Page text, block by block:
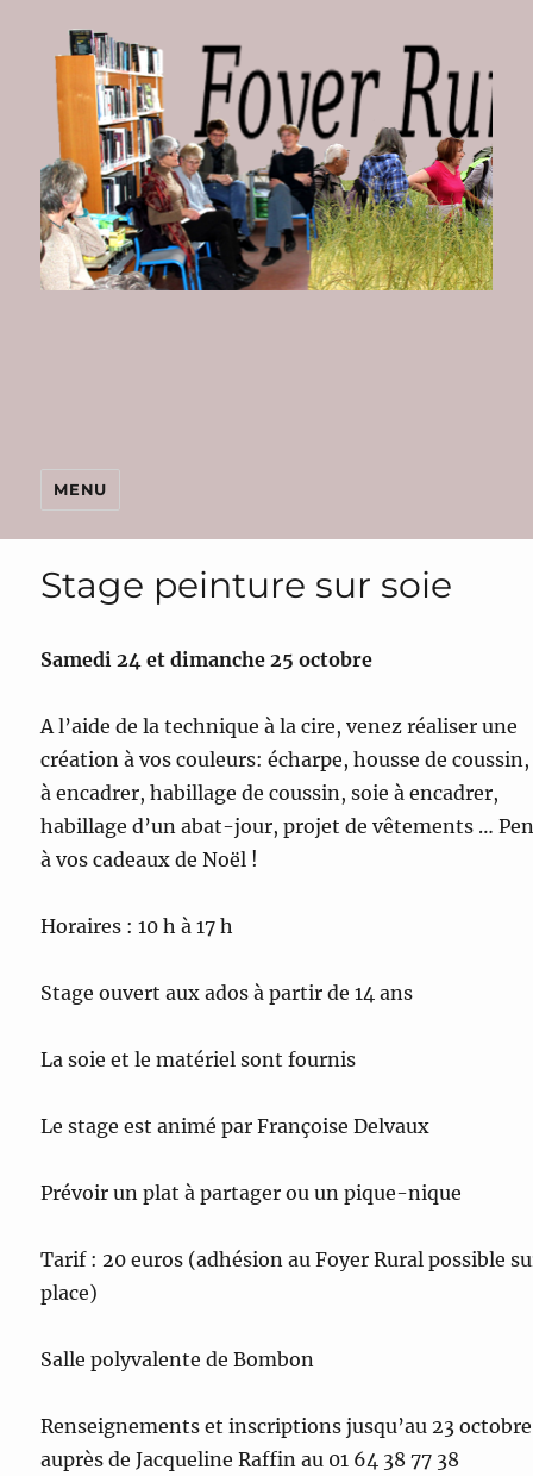
Foyer
Rural
de
MENU
Stage peinture sur soie
Samedi 24 et dimanche 25 octobre
A l’aide de la technique à la cire, venez réaliser une
création à vos couleurs: écharpe, housse de
à encadrer, habillage de coussin, soie à encadrer,
habillage d’un abat-jour, projet de vêtements …
à vos cadeaux de Noël !
Horaires : 10 h à 17 h
Stage ouvert aux ados à partir de 14 ans
La soie et le matériel sont fournis
Le stage est animé par Françoise Delvaux
Prévoir un plat à partager ou un pique-nique
Tarif : 20 euros (adhésion au Foyer Rural possible
place)
Salle polyvalente de Bombon
Renseignements et inscriptions jusqu’au 23 octobre
auprès de Jacqueline Raffin au 01 64 38 77 38